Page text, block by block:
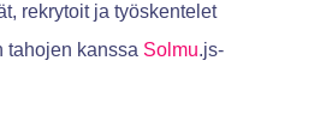
rekrytoit ja työskentelet
tahojen kanssa Solmu.js-